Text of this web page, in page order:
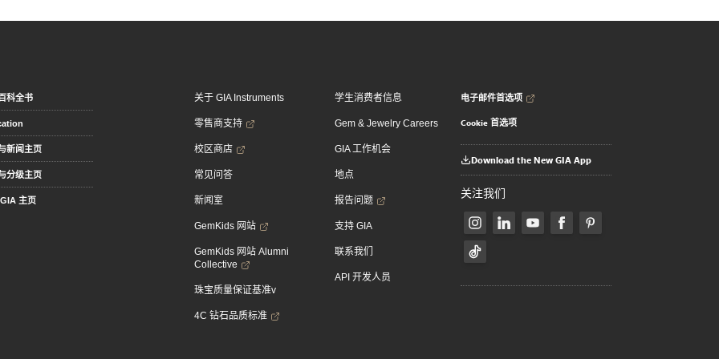
科全书
新闻主页
分级主页
主页
关于 GIA Instruments
零售商支持
校区商店
常见问答
新闻室
GemKids 网站
GemKids 网站 Alumni
Collective
珠宝质量保证基准v
4C 钻石品质标准
学生消费者信息
Gem & Jewelry Careers
GIA 工作机会
地点
报告问题
支持 GIA
联系我们
API 开发人员
电子邮件首选项
Cookie 首选项
Download the New GIA App
关注我们